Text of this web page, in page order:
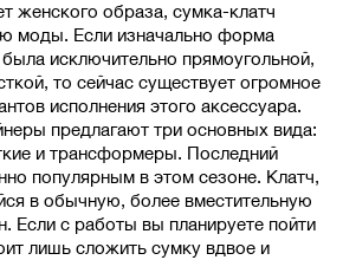
женского образа, сумка-клатч
моды. Если изначально форма
исключительно прямоугольной,
то сейчас существует огромное
исполнения этого аксессуара.
предлагают три основных вида:
и трансформеры. Последний
популярным в этом сезоне. Клатч,
в обычную, более вместительную
Если с работы вы планируете пойти
лишь сложить сумку вдвое и